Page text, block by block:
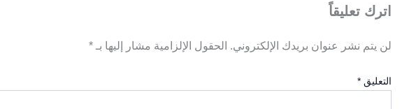
اترك تعليقاً
لن يتم نشر عنوان بريدك الإلكتروني. الحقول الإلزامية مشار إليها بـ *
التعليق *